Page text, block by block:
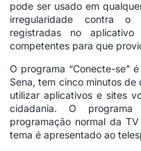
pode ser usado em
irregularidade contra o
registradas no
competentes para que
O programa “Conecte-se”
Sena, tem cinco minutos
utilizar aplicativos e sites
cidadania. O
programação normal da
tema é apresentado ao